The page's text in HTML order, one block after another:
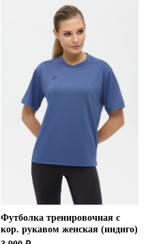
Футболка тренировочная с
кор. рукавом женская (индиго)